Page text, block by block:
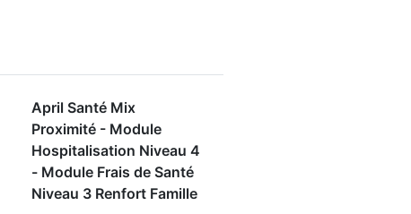
April Santé Mix
Proximité - Module
Hospitalisation Niveau 4
- Module Frais de Santé
Niveau 3 Renfort Famille